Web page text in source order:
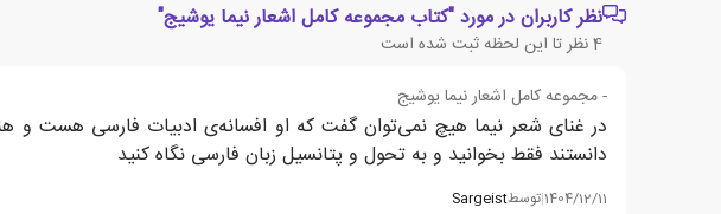
نظر کاربران در مورد "کتاب مجموعه کامل اشعار نیما یوشیج"
4نظر تا این لحظه ثبت شده است
- مجموعه کامل اشعار نیما یوشیج
در غنای شعر نیما هیچ نمی‌توان گفت که او افسانه‌ی ادبیات فارسی هست و
دانستند فقط بخوانید و به تحول و پتانسیل زبان فارسی نگاه کنید
1404/12/11
|توسطSargeist